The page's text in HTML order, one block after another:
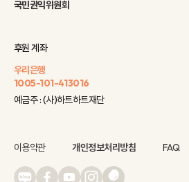
국민권익위원회
후원 계좌
우리은행
1005-101-413016
예금주 : (사)하트하트재단
이용약관 개인정보처리방침 FAQ